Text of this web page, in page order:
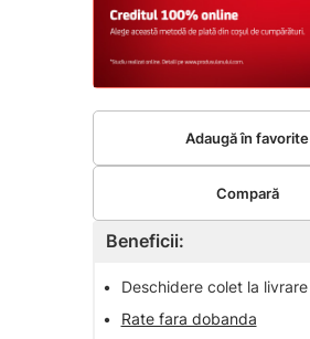
Beneficii:
•
Deschidere colet la livrare
•
Rate fara dobanda
Adaugă în favorite
Compară